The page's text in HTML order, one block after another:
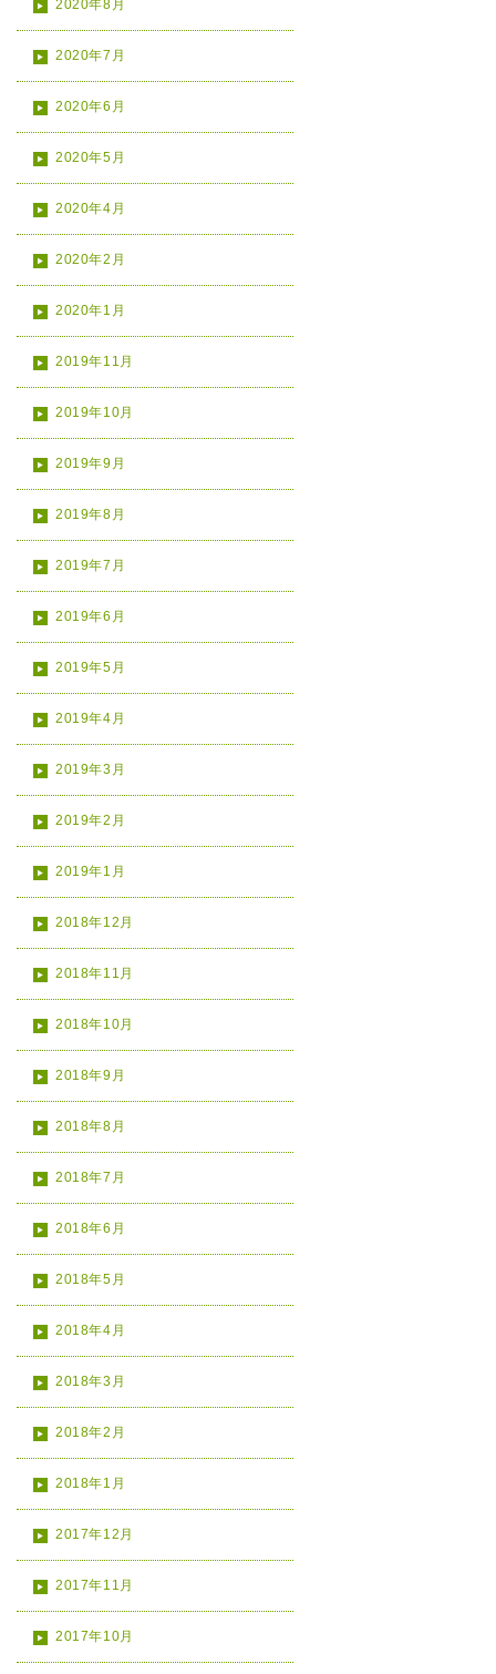
2020年8月
2020年7月
2020年6月
2020年5月
2020年4月
2020年2月
2020年1月
2019年11月
2019年10月
2019年9月
2019年8月
2019年7月
2019年6月
2019年5月
2019年4月
2019年3月
2019年2月
2019年1月
2018年12月
2018年11月
2018年10月
2018年9月
2018年8月
2018年7月
2018年6月
2018年5月
2018年4月
2018年3月
2018年2月
2018年1月
2017年12月
2017年11月
2017年10月